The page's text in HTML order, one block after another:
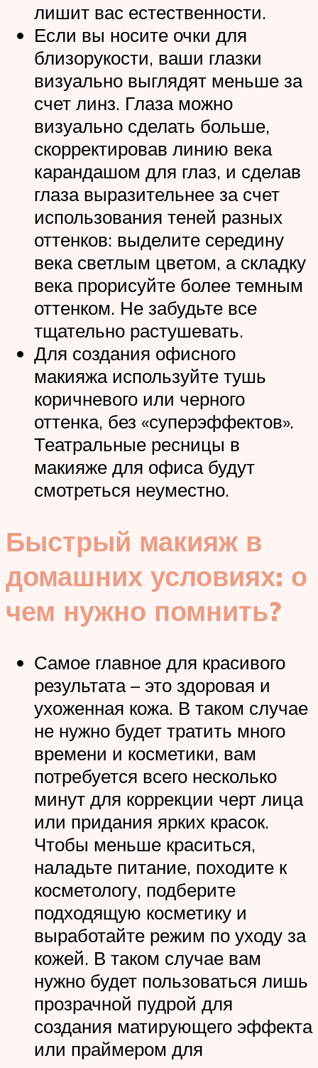
лишит вас естественности.
Если вы носите очки для
близорукости, ваши глазки
визуально выглядят меньше за
счет линз. Глаза можно
визуально сделать больше,
скорректировав линию века
карандашом для глаз, и сделав
глаза выразительнее за счет
использования теней разных
оттенков: выделите середину
века светлым цветом, а складку
века прорисуйте более темным
оттенком. Не забудьте все
тщательно растушевать.
Для создания офисного
макияжа используйте тушь
коричневого или черного
оттенка, без «суперэффектов».
Театральные ресницы в
макияже для офиса будут
смотреться неуместно.
Быстрый макияж в
домашних условиях: о
чем нужно помнить?
Самое главное для красивого
результата – это здоровая и
ухоженная кожа. В таком случае
не нужно будет тратить много
времени и косметики, вам
потребуется всего несколько
минут для коррекции черт лица
или придания ярких красок.
Чтобы меньше краситься,
наладьте питание, походите к
косметологу, подберите
подходящую косметику и
выработайте режим по уходу за
кожей. В таком случае вам
нужно будет пользоваться лишь
прозрачной пудрой для
создания матирующего эффекта
или праймером для